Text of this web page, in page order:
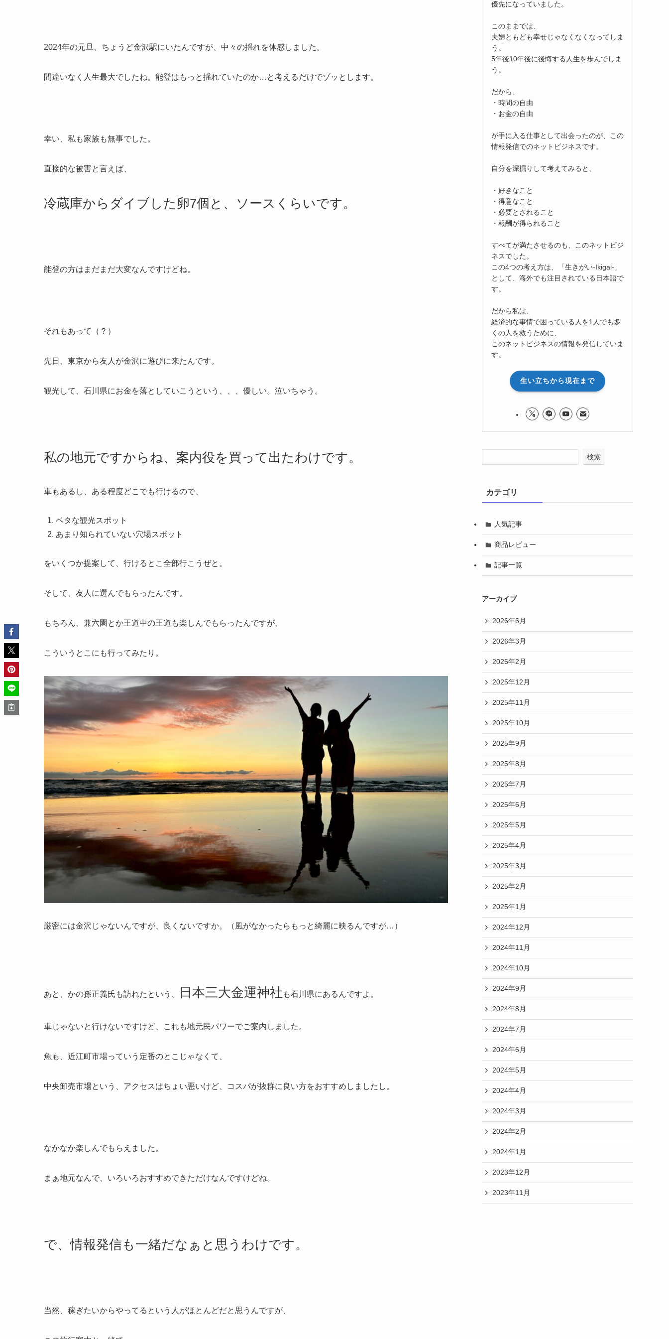
2024年の元旦、ちょうど金沢駅にいたんですが、中々の揺れを体感しました。
間違いなく人生最大でしたね。能登はもっと揺れていたのか…と考えるだけでゾッとします。
幸い、私も家族も無事でした。
直接的な被害と言えば、
冷蔵庫からダイブした卵7個と、ソースくらいです。
能登の方はまだまだ大変なんですけどね。
それもあって（？）
先日、東京から友人が金沢に遊びに来たんです。
観光して、石川県にお金を落としていこうという、、、優しい。泣いちゃう。
私の地元ですからね、案内役を買って出たわけです。
車もあるし、ある程度どこでも行けるので、
ベタな観光スポット
あまり知られていない穴場スポット
をいくつか提案して、行けるとこ全部行こうぜと。
そして、友人に選んでもらったんです。
もちろん、兼六園とか王道中の王道も楽しんでもらったんですが、
こういうとこにも行ってみたり。
厳密には金沢じゃないんですが、良くないですか。（風がなかったらもっと綺麗に映るんですが…）
あと、かの孫正義氏も訪れたという、 日本三大金運神社 も石川県にあるんですよ。
車じゃないと行けないですけど、これも地元民パワーでご案内しました。
魚も、近江町市場っていう定番のとこじゃなくて、
中央卸売市場という、アクセスはちょい悪いけど、コスパが抜群に良い方をおすすめしましたし。
なかなか楽しんでもらえました。
まぁ地元なんで、いろいろおすすめできただけなんですけどね。
で、情報発信も一緒だなぁと思うわけです。
当然、稼ぎたいからやってるという人がほとんどだと思うんですが、
優先になっていました。
このままでは、
夫婦ともども幸せじゃなくなくなってしま
う。
5年後10年後に後悔する人生を歩んでしま
う。
だから、
・時間の自由
・お金の自由
が手に入る仕事として出会ったのが、この
情報発信でのネットビジネスです。
自分を深掘りして考えてみると、
・好きなこと
・得意なこと
・必要とされること
・報酬が得られること
すべてが満たさせるのも、このネットビジ
ネスでした。
この4つの考え方は、「生きがい-Ikigai-」
として、海外でも注目されている日本語で
す。
だから私は、
経済的な事情で困っている人を1人でも多
くの人を救うために、
このネットビジネスの情報を発信していま
す。
生い立ちから現在まで
検索
カテゴリ
人気記事
商品レビュー
記事一覧
アーカイブ
2026年6月
2026年3月
2026年2月
2025年12月
2025年11月
2025年10月
2025年9月
2025年8月
2025年7月
2025年6月
2025年5月
2025年4月
2025年3月
2025年2月
2025年1月
2024年12月
2024年11月
2024年10月
2024年9月
2024年8月
2024年7月
2024年6月
2024年5月
2024年4月
2024年3月
2024年2月
2024年1月
2023年12月
2023年11月